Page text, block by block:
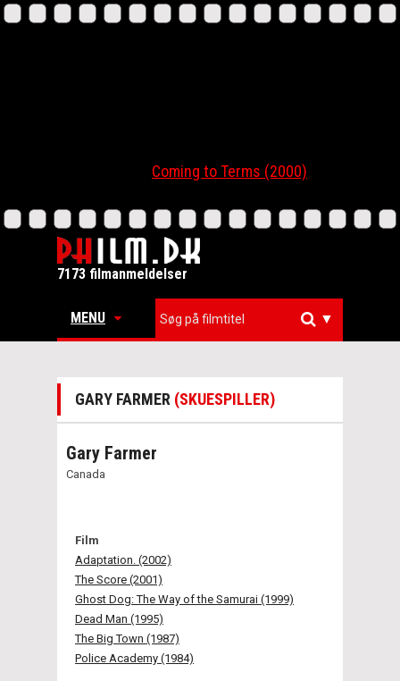
Coming to Terms (2000)
7173 filmanmeldelser
MENU ▼
GARY FARMER (SKUESPILLER)
Gary Farmer
Canada
Film
Adaptation. (2002)
The Score (2001)
Ghost Dog: The Way of the Samurai (1999)
Dead Man (1995)
The Big Town (1987)
Police Academy (1984)